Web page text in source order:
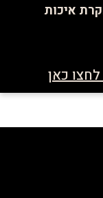
איכות
כאן